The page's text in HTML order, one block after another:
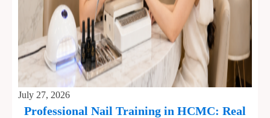
July 27, 2026
Professional Nail Training in HCMC: Real